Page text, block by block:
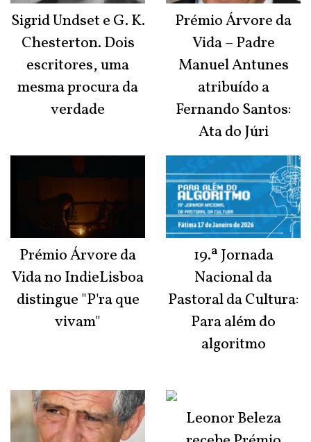
Sigrid Undset e G. K.
Chesterton. Dois
escritores, uma
mesma procura da
verdade
Prémio Árvore da
Vida no IndieLisboa
distingue "P'ra que
vivam"
Prémio Árvore da
Vida – Padre
Manuel Antunes
atribuído a
Fernando Santos:
Ata do Júri
19.ª Jornada
Nacional da
Pastoral da Cultura:
Para além do
algoritmo
Leonor Beleza